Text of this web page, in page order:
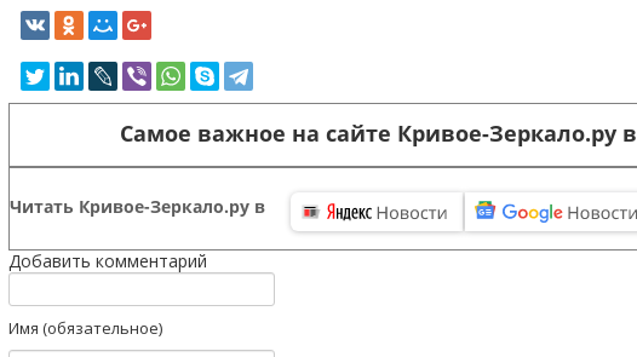
Самое важное на сайте Кривое-Зеркало.ру в
Читать Кривое-Зеркало.ру в
Добавить комментарий
Имя (обязательное)